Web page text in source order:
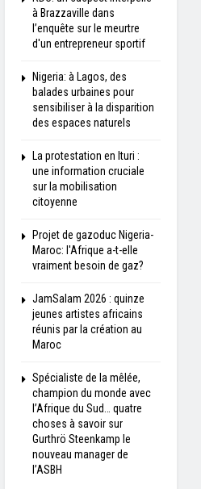
à Brazzaville dans
l’enquête sur le meurtre
d'un entrepreneur sportif
Nigeria: à Lagos, des
balades urbaines pour
sensibiliser à la disparition
des espaces naturels
La protestation en Ituri :
une information cruciale
sur la mobilisation
citoyenne
Projet de gazoduc Nigeria-
Maroc: l'Afrique a-t-elle
vraiment besoin de gaz?
JamSalam 2026 : quinze
jeunes artistes africains
réunis par la création au
Maroc
Spécialiste de la mêlée,
champion du monde avec
l’Afrique du Sud… quatre
choses à savoir sur
Gurthrö Steenkamp le
nouveau manager de
l’ASBH